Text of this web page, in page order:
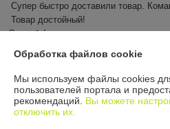
Супер быстро доставили товар.
Спасибо!
Показать все
О нас
Обработка файлов cookie
Мы используем файлы cookies
пользователей портала и
рекомендаций. Вы можете
отключить их.